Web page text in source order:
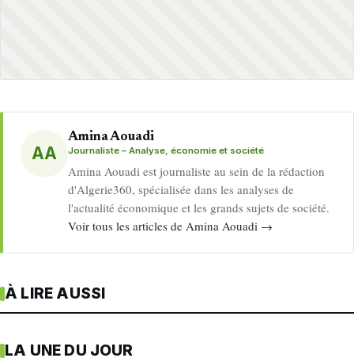
AA
Amina Aouadi
Journaliste – Analyse, économie et société
Amina Aouadi est journaliste au sein de la rédaction
d'Algerie360, spécialisée dans les analyses de
l'actualité économique et les grands sujets de société.
Voir tous les articles de Amina Aouadi →
À LIRE AUSSI
LA UNE DU JOUR